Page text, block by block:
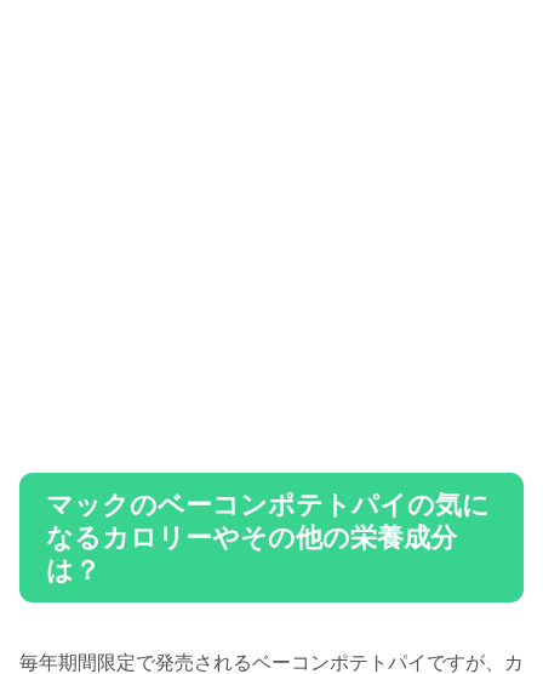
マックのベーコンポテトパイの気に
なるカロリーやその他の栄養成分
は？
毎年期間限定で発売されるベーコンポテトパイですが、カ